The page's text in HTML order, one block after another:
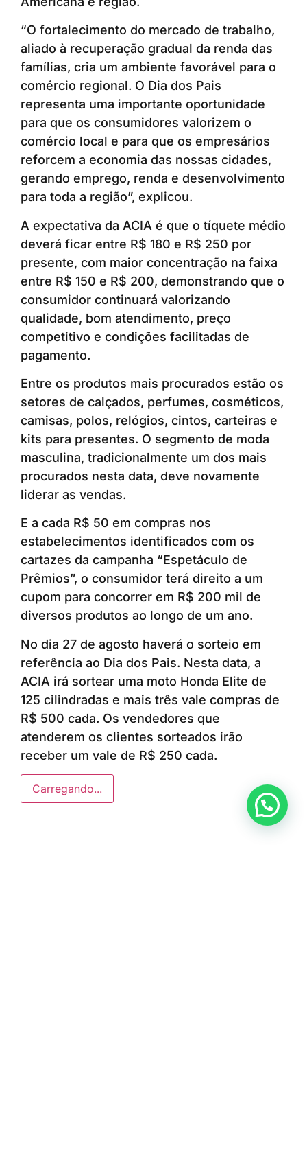
“O fortalecimento do mercado de trabalho,
aliado à recuperação gradual da renda das
famílias, cria um ambiente favorável para o
comércio regional. O Dia dos Pais
representa uma importante oportunidade
para que os consumidores valorizem o
comércio local e para que os empresários
reforcem a economia das nossas cidades,
gerando emprego, renda e desenvolvimento
para toda a região”, explicou.
A expectativa da ACIA é que o tíquete médio
deverá ficar entre R$ 180 e R$ 250 por
presente, com maior concentração na faixa
entre R$ 150 e R$ 200, demonstrando que o
consumidor continuará valorizando
qualidade, bom atendimento, preço
competitivo e condições facilitadas de
pagamento.
Entre os produtos mais procurados estão os
setores de calçados, perfumes, cosméticos,
camisas, polos, relógios, cintos, carteiras e
kits para presentes. O segmento de moda
masculina, tradicionalmente um dos mais
procurados nesta data, deve novamente
liderar as vendas.
E a cada R$ 50 em compras nos
estabelecimentos identificados com os
cartazes da campanha “Espetáculo de
Prêmios”, o consumidor terá direito a um
cupom para concorrer em R$ 200 mil de
diversos produtos ao longo de um ano.
No dia 27 de agosto haverá o sorteio em
referência ao Dia dos Pais. Nesta data, a
ACIA irá sortear uma moto Honda Elite de
125 cilindradas e mais três vale compras de
R$ 500 cada. Os vendedores que
atenderem os clientes sorteados irão
receber um vale de R$ 250 cada.
Carregando...
Anunciar ou recomendar matéria